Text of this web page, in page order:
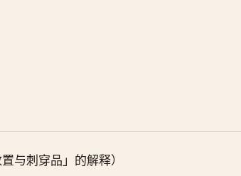
与刺穿品」的解释）